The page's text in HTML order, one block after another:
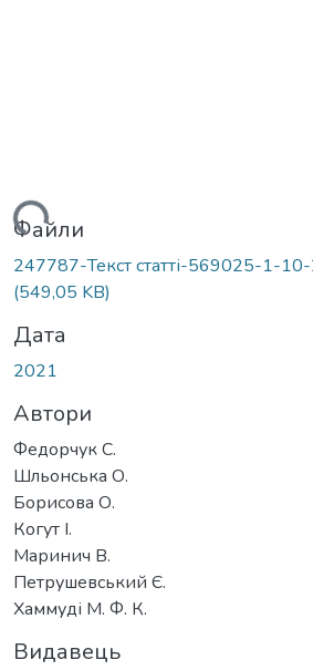
Файли
247787-Текст статті-569025-1-
(549,05 KB)
Дата
2021
Автори
Федорчук С.
Шльонська О.
Борисова О.
Когут І.
Маринич В.
Петрушевський Є.
Хаммуді М. Ф. К.
Видавець